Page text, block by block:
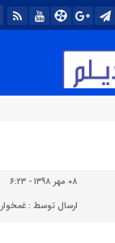
۰۸ مهر ۱۳۹۸ - ۶:۲۳
ارسال توسط :غمخوار